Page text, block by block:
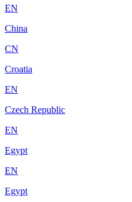
EN
China
CN
Croatia
EN
Czech Republic
EN
Egypt
EN
Egypt